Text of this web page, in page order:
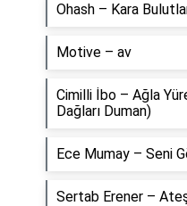
Ohash – Kara
Motive – av
Cimilli İbo – Ağla
Dağları Duman)
Ece Mumay – Seni
Sertab Erener –